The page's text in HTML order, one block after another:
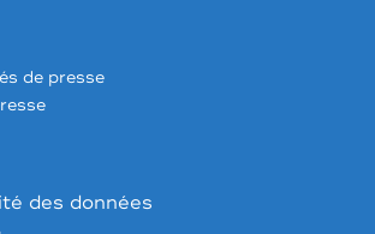
de presse
des données